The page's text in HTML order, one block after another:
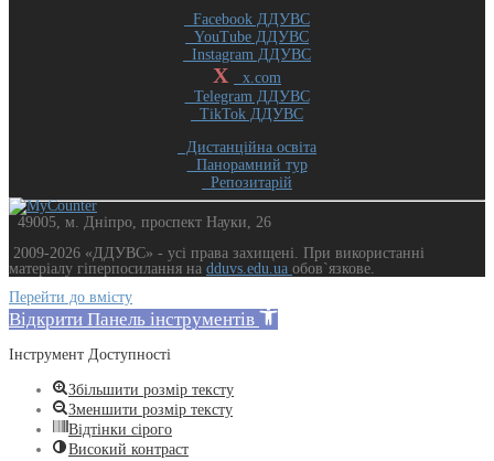
Facebook ДДУВС
YouTube ДДУВС
Instagram ДДУВС
X
x.com
Telegram ДДУВС
TikTok ДДУВС
Дистанційна освіта
Панорамний тур
Репозитарій
49005, м. Дніпро, проспект Науки, 26
2009-2026 «ДДУВС» - усi права захищенi. При використанні
матеріалу гіперпосилання на dduvs.edu.ua обов`язкове.
Перейти до вмісту
Відкрити Панель інструментів
Інструмент Доступності
Збільшити розмір тексту
Зменшити розмір тексту
Відтінки сірого
Високий контраст